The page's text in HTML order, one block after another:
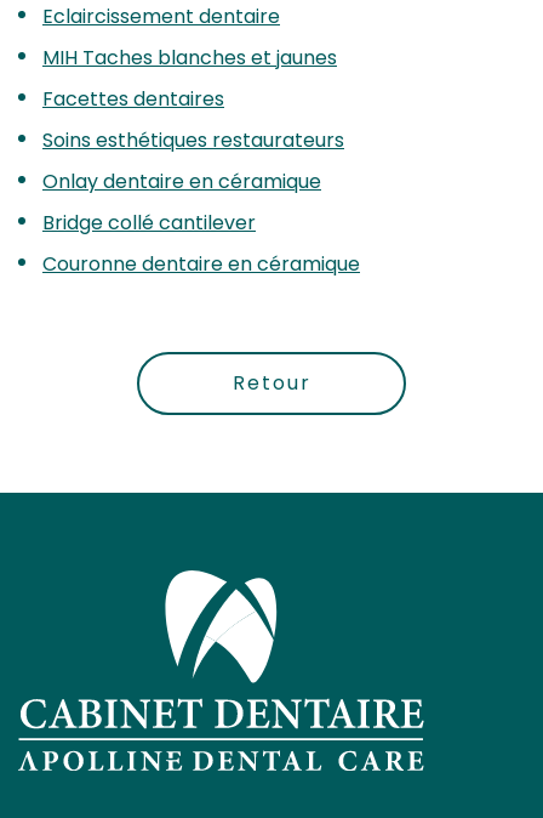
Eclaircissement dentaire
MIH Taches blanches et jaunes
Facettes dentaires
Soins esthétiques restaurateurs
Onlay dentaire en céramique
Bridge collé cantilever
Couronne dentaire en céramique
Retour